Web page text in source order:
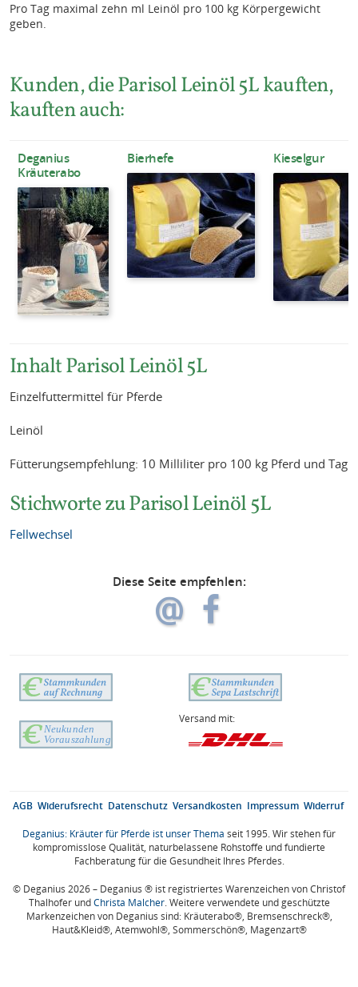
Pro Tag maximal zehn ml Leinöl pro 100 kg Körpergewicht
geben.
Kunden, die Parisol Leinöl 5L kauften,
kauften auch:
Deganius
Kräuterabo
Bierhefe Kieselgur
Inhalt Parisol Leinöl 5L
Einzelfuttermittel für Pferde
Leinöl
Fütterungsempfehlung: 10 Milliliter pro 100 kg Pferd und Tag
Stichworte zu Parisol Leinöl 5L
Fellwechsel
Diese Seite empfehlen:
Versand mit:
AGB Widerufsrecht Datenschutz Versandkosten Impressum Widerruf
Deganius: Kräuter für Pferde ist unser Thema seit 1995. Wir stehen für
kompromisslose Qualität, naturbelassene Rohstoffe und fundierte
Fachberatung für die Gesundheit Ihres Pferdes.
© Deganius 2026 – Deganius ® ist registriertes Warenzeichen von Christof
Thalhofer undChrista Malcher. Weitere verwendete und geschützte
Markenzeichen von Deganius sind: Kräuterabo®, Bremsenschreck®,
Haut&Kleid®, Atemwohl®, Sommerschön®, Magenzart®